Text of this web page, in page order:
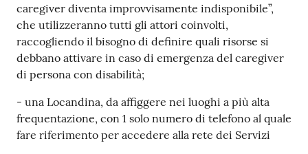
caregiver diventa improvvisamente indisponibile”,
che utilizzeranno tutti gli attori coinvolti,
raccogliendo il bisogno di definire quali risorse si
debbano attivare in caso di emergenza del caregiver
di persona con disabilità;
- una Locandina, da affiggere nei luoghi a più alta
frequentazione, con 1 solo numero di telefono al quale
fare riferimento per accedere alla rete dei Servizi